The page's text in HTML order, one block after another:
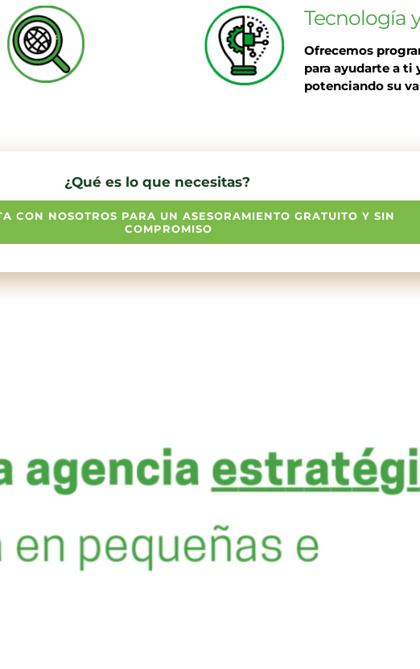
Tecnología
Ofrecemos p
para ayudarte a ti
potenciando su
¿Qué es lo que necesitas?
CON NOSOTROS PARA UN ASESORAMIENTO GRATUITO Y SIN
COMPROMISO